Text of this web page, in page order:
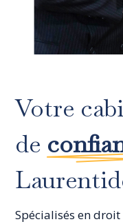
Votre
de
Spécialisés en